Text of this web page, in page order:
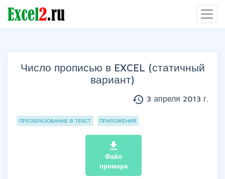
Число прописью в EXCEL (статичный
вариант)
history 3 апреля 2013 г.
Группы статей
ПРЕОБРАЗОВАНИЕ В ТЕКСТ ПРИЛОЖЕНИЯ
file_download
Файл
примера